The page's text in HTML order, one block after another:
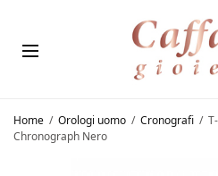
Home / Orologi uomo / Cronografi /
Chronograph Nero